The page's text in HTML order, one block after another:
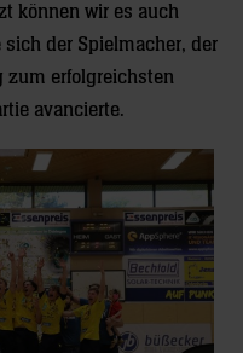
können wir es auch
der Spielmacher, der
zum erfolgreichsten
avancierte.